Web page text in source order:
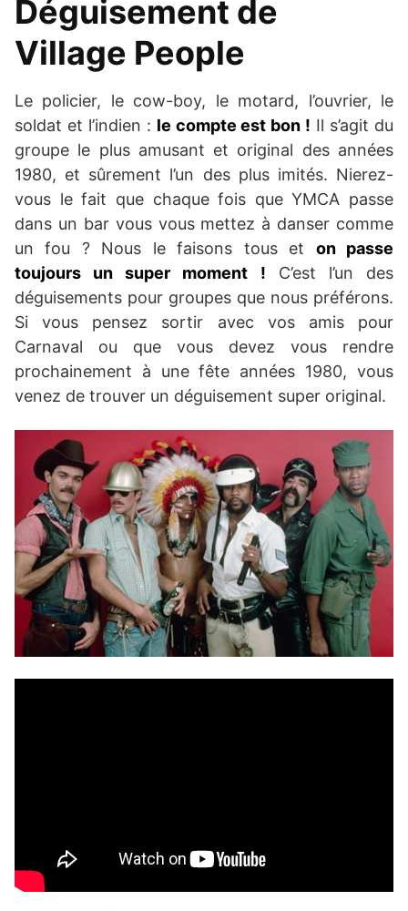
Déguisement de
Village People
Le policier, le cow-boy, le motard, l’ouvrier, le
soldat et l’indien : le compte est bon ! Il s’agit du
groupe le plus amusant et original des années
1980, et sûrement l’un des plus imités. Nierez-
vous le fait que chaque fois que YMCA passe
dans un bar vous vous mettez à danser comme
un fou ? Nous le faisons tous et on passe
toujours un super moment ! C’est l’un des
déguisements pour groupes que nous préférons.
Si vous pensez sortir avec vos amis pour
Carnaval ou que vous devez vous rendre
prochainement à une fête années 1980, vous
venez de trouver un déguisement super original.